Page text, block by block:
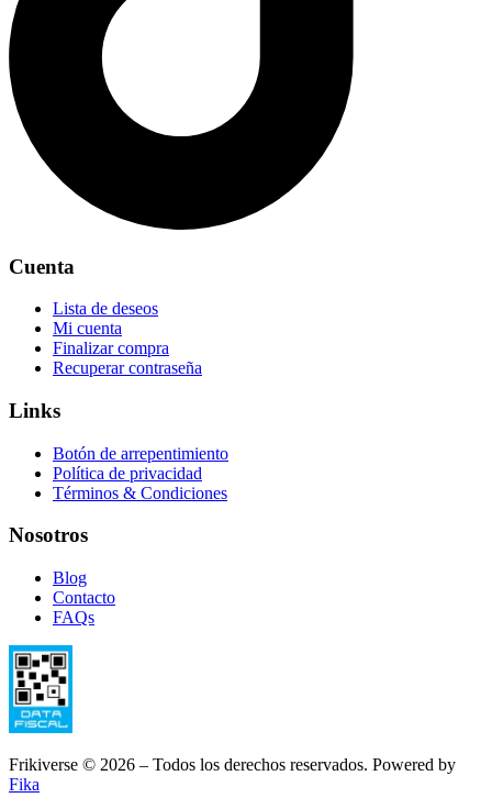
Cuenta
Lista de deseos
Mi cuenta
Finalizar compra
Recuperar contraseña
Links
Botón de arrepentimiento
Política de privacidad
Términos & Condiciones
Nosotros
Blog
Contacto
FAQs
Frikiverse © 2026 – Todos los derechos reservados. Powered by
Fika